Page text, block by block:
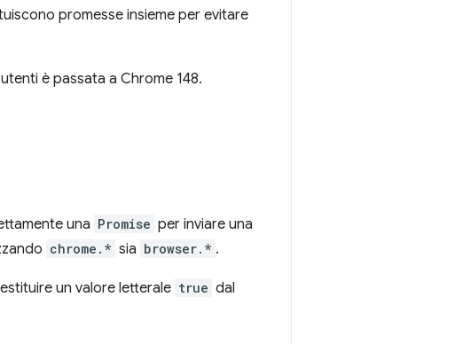
promesse insieme per evitare
è passata a Chrome 148.
una Promise per inviare una
chrome.* sia browser.* .
un valore letterale true dal